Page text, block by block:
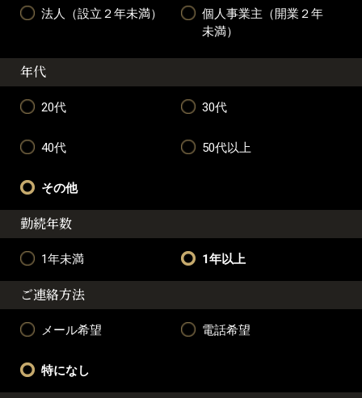
法人（設立２年未満）
個人事業主（開業２年
未満）
年代
20代 30代
40代 50代以上
その他
勤続年数
1年未満 1年以上
ご連絡方法
メール希望 電話希望
特になし